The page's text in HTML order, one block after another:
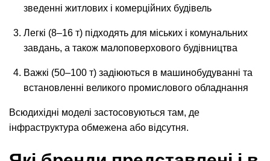
зведенні житлових і комерційних будівель
Легкі (8–16 т) підходять для міських і комунальних
завдань, а також малоповерхового будівництва
Важкі (50–100 т) задіюються в машинобудуванні та
встановленні великого промислового обладнання
Всюдихідні моделі застосовуються там, де
інфраструктура обмежена або відсутня.